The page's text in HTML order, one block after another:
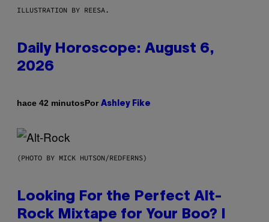
ILLUSTRATION BY REESA.
Daily Horoscope: August 6,
2026
hace 42 minutosPor Ashley Fike
(PHOTO BY MICK HUTSON/REDFERNS)
Looking For the Perfect Alt-
Rock Mixtape for Your Boo? I